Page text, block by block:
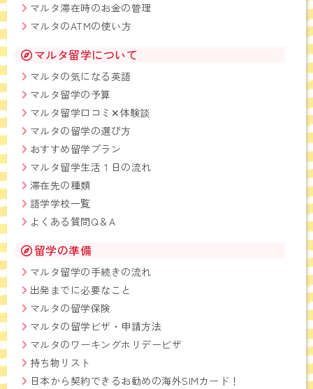
マルタ滞在時のお金の管理
マルタのATMの使い方
マルタ留学について
マルタの気になる英語
マルタ留学の予算
マルタ留学口コミ✕体験談
マルタの留学の選び方
おすすめ留学プラン
マルタ留学生活１日の流れ
滞在先の種類
語学学校一覧
よくある質問Q＆A
留学の準備
マルタ留学の手続きの流れ
出発までに必要なこと
マルタの留学保険
マルタの留学ビザ・申請方法
マルタのワーキングホリデービザ
持ち物リスト
日本から契約できるお勧めの海外SIMカード！